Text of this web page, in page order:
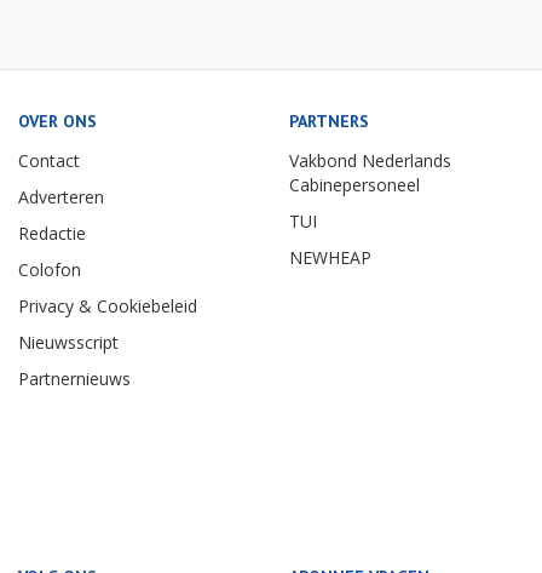
OVER ONS
Contact
Adverteren
Redactie
Colofon
Privacy & Cookiebeleid
Nieuwsscript
Partnernieuws
PARTNERS
Vakbond Nederlands
Cabinepersoneel
TUI
NEWHEAP